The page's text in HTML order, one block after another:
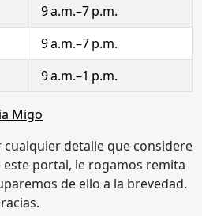
9 a.m.–7 p.m.
9 a.m.–7 p.m.
9 a.m.–1 p.m.
Migo
detalle que considere
portal, le rogamos remita
de ello a la brevedad.